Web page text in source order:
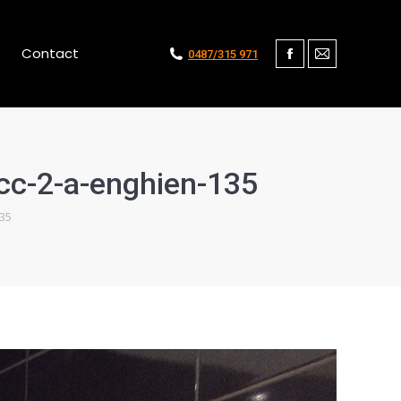
Contact 0487/315 971
Facebook
Mail
2-a-enghien-135